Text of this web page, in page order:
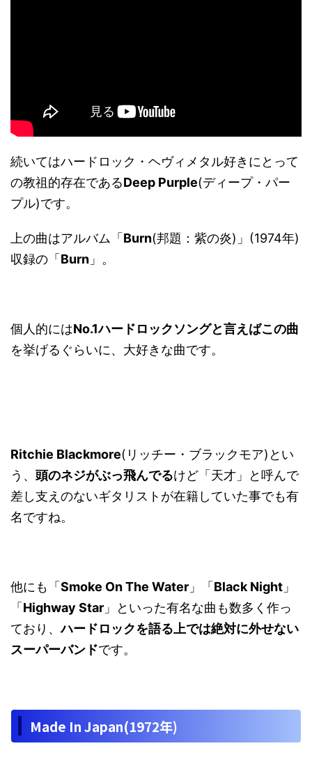
続いてはハードロック・ヘヴィメタル好きにとって
の教祖的存在であるDeep Purple(ディープ・パー
プル)です。
上の曲はアルバム「Burn(邦題：紫の炎)」(1974年)
収録の「Burn 」。
個人的にはNo.1ハードロックソングと言えばこの曲
を挙げるぐらいに、大好きな曲です。
Ritchie Blackmore(リッチー・ブラックモア)とい
う、 頭のネジがぶっ飛んでるけど「天才」と呼んで
差し支えのないギタリストが在籍していた事でも有
名ですね。
他にも「Smoke On The Water 」「Black Night 」
「Highway Star 」といった有名な曲も数多く作っ
ており、ハードロックを語る上では絶対に外せない
スーパーバンドです。
Made In Japan(1972年)